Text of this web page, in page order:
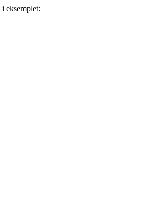
eksemplet: